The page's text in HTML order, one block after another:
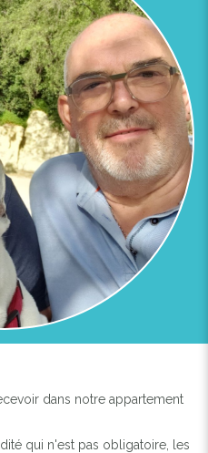
BALCON
Next
dans notre appartement
qui n'est pas obligatoire, les